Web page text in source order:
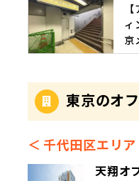
ィ
京
地
東京のオ
千代田区エリア
天翔オ